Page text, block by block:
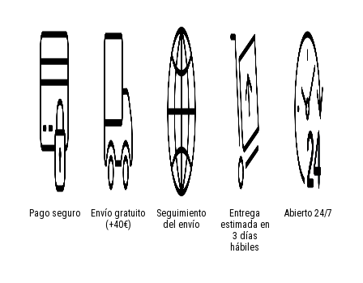
Pago seguro
Envío gratuito
(+40€)
Seguimiento
del envío
Entrega
estimada en
3 días
hábiles
Abierto 24/7